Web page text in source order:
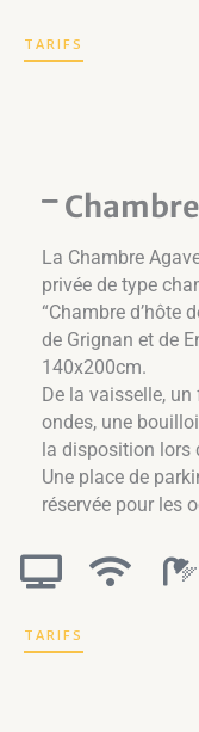
TARIFS
La Chambre
privée de type
“Chambre d’hôte
de Grignan et de
140x200cm.
De la vaisselle,
ondes, une
la disposition lors
Une place de
réservée pour les
TARIFS